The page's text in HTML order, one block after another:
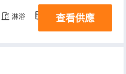
淋浴 冰箱查看供應